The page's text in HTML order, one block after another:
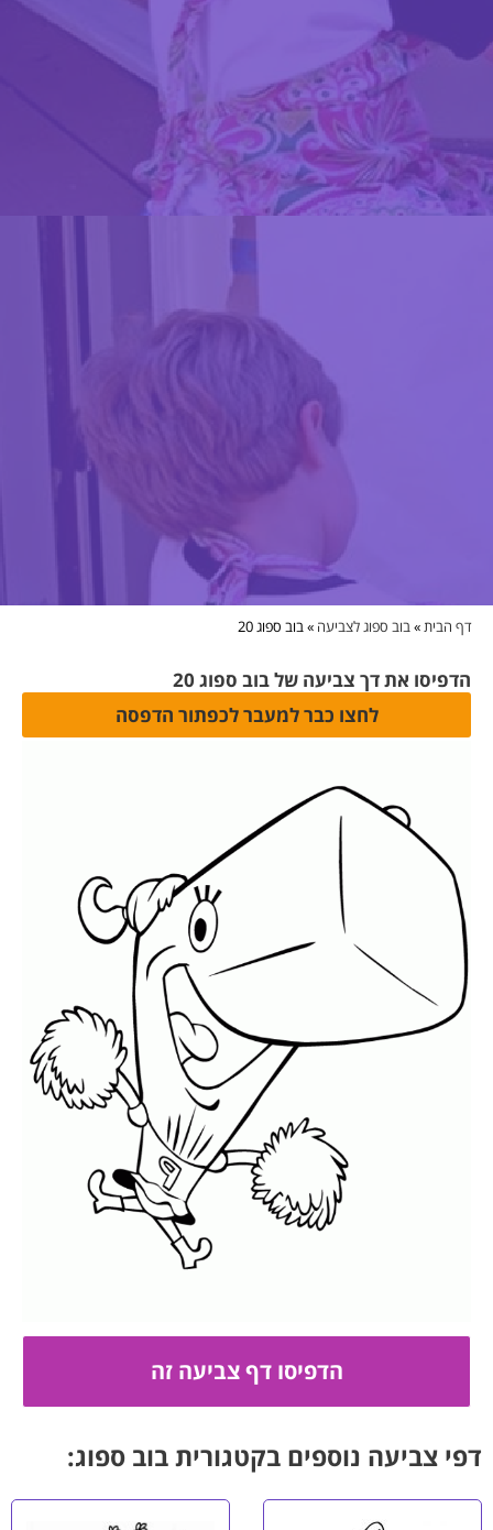
דף הבית » בוב ספוג לצביעה » בוב ספוג 20
הדפיסו את דך צביעה של בוב ספוג 20
לחצו כבר למעבר לכפתור הדפסה
דפי צביעה נוספים בקטגורית בוב ספוג: